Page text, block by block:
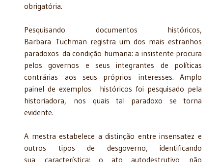
obrigatória.
Pesquisando documentos históricos,
Barbara Tuchman registra um dos mais estranhos
paradoxos da condição humana: a insistente procura
pelos governos e seus integrantes de políticas
contrárias aos seus próprios interesses. Amplo
painel de exemplos históricos foi pesquisado pela
historiadora, nos quais tal paradoxo se torna
evidente.
A mestra estabelece a distinção entre insensatez e
outros tipos de desgoverno, identificando
sua característica: o ato autodestrutivo não